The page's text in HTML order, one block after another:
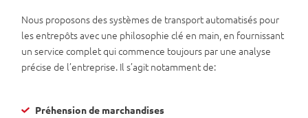
Nous proposons des systèmes de transport automatisés pour
les entrepôts avec une philosophie clé en main, en fournissant
un service complet qui commence toujours par une analyse
précise de l’entreprise. Il s’agit notamment de:
Préhension de marchandises